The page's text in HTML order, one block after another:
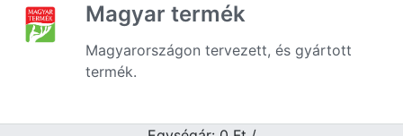
Magyar termék
Magyarországon tervezett, és gyártott
termék.